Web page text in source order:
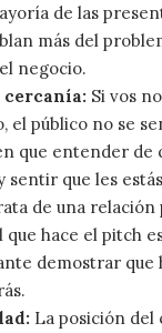
de las
más del
negocio.
cercanía: Si vos
el público no se
que entender de
sentir que les
de una relación
que hace el pitch
demostrar que
La posición del